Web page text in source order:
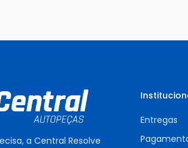
a Central Resolve
Entregas